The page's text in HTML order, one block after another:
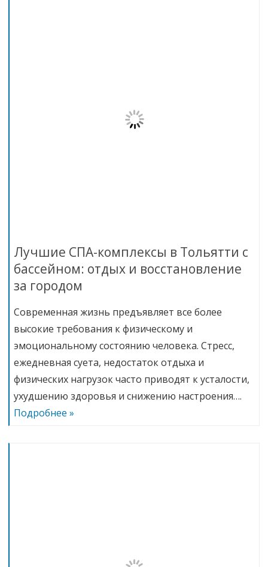
Лучшие СПА-комплексы в Тольятти с
бассейном: отдых и восстановление
за городом
Современная жизнь предъявляет все более
высокие требования к физическому и
эмоциональному состоянию человека. Стресс,
ежедневная суета, недостаток отдыха и
физических нагрузок часто приводят к усталости,
ухудшению здоровья и снижению настроения….
Подробнее »